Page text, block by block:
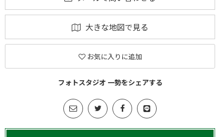
大きな地図で見る
お気に入りに追加
フォトスタジオ 一勢をシェアする